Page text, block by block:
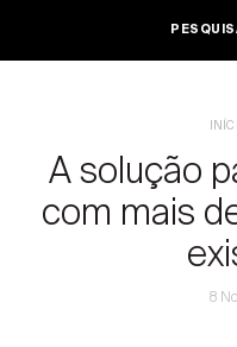
A solução
com mais
8